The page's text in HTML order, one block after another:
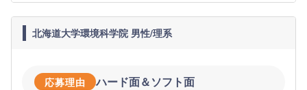
北海道大学環境科学院 男性/理系
応募理由 ハード面＆ソフト面